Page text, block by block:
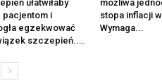
ułatwiłaby
pacjentom i
egzekwować
szczepień....
możliwa
stopa inflacji
Wymaga...